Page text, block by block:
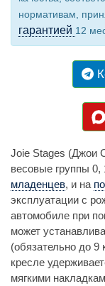
нормативам,
гарантией 12
Joie Stages (Джои
весовые группы 0,
младенцев, и на
эксплуатации с
автомобиле при
может
(обязательно до 9
кресле
мягкими